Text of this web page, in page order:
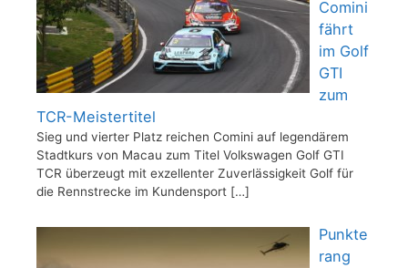
Comini
fährt
im Golf
GTI
zum
TCR-Meistertitel
Sieg und vierter Platz reichen Comini auf legendärem
Stadtkurs von Macau zum Titel Volkswagen Golf GTI
TCR überzeugt mit exzellenter Zuverlässigkeit Golf für
die Rennstrecke im Kundensport […]
Punkte
rang